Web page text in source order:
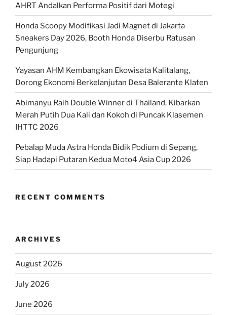
AHRT Andalkan Performa Positif dari Motegi
Honda Scoopy Modifikasi Jadi Magnet di Jakarta
Sneakers Day 2026, Booth Honda Diserbu Ratusan
Pengunjung
Yayasan AHM Kembangkan Ekowisata Kalitalang,
Dorong Ekonomi Berkelanjutan Desa Balerante Klaten
Abimanyu Raih Double Winner di Thailand, Kibarkan
Merah Putih Dua Kali dan Kokoh di Puncak Klasemen
IHTTC 2026
Pebalap Muda Astra Honda Bidik Podium di Sepang,
Siap Hadapi Putaran Kedua Moto4 Asia Cup 2026
RECENT COMMENTS
ARCHIVES
August 2026
July 2026
June 2026